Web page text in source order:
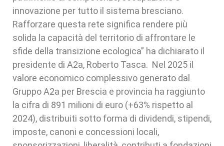
innovazione per tutto il sistema bresciano.
Rafforzare questa rete significa rendere più
solida la capacità del territorio di affrontare le
sfide della transizione ecologica” ha dichiarato il
presidente di A2a, Roberto Tasca. Nel 2025 il
valore economico complessivo generato dal
Gruppo A2a per Brescia e provincia ha raggiunto
la cifra di 891 milioni di euro (+63% rispetto al
2024), distribuiti sotto forma di dividendi, stipendi,
imposte, canoni e concessioni locali,